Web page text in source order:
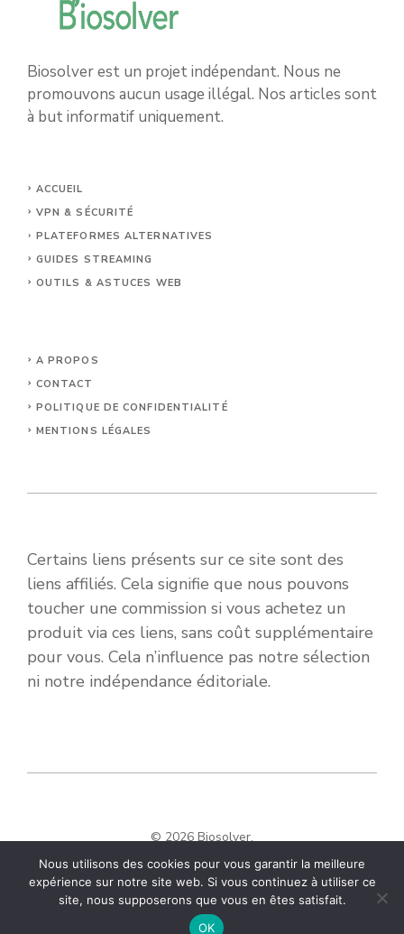
Biosolver est un projet indépendant. Nous ne
promouvons aucun usage illégal. Nos articles sont
à but informatif uniquement.
ACCUEIL
VPN & SÉCURITÉ
PLATEFORMES ALTERNATIVES
GUIDES STREAMING
OUTILS & ASTUCES WEB
A PROPOS
CONTACT
POLITIQUE DE CONFIDENTIALITÉ
MENTIONS LÉGALES
Certains liens présents sur ce site sont des
liens affiliés. Cela signifie que nous pouvons
toucher une commission si vous achetez un
produit via ces liens, sans coût supplémentaire
pour vous. Cela n’influence pas notre sélection
ni notre indépendance éditoriale.
© 2026 Biosolver.
Nous utilisons des cookies pour vous garantir la meilleure
expérience sur notre site web. Si vous continuez à utiliser ce
site, nous supposerons que vous en êtes satisfait.
OK